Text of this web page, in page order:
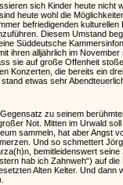
sich Kinder heute nicht
heute wohl die
befriedigenden kulturellen
Diesem Umstand
Süddeutsche
ihren alljährlich im November
sie auf große Offenheit
Konzerten, die bereits ein
etwas sehr
zu seinem
Not. Mitten im Urwald
sammeln, hat aber Angst
Und so schmettert
bemitleidenswert
hab ich Zahnweh“) auf
Alten Kelter. Und dann